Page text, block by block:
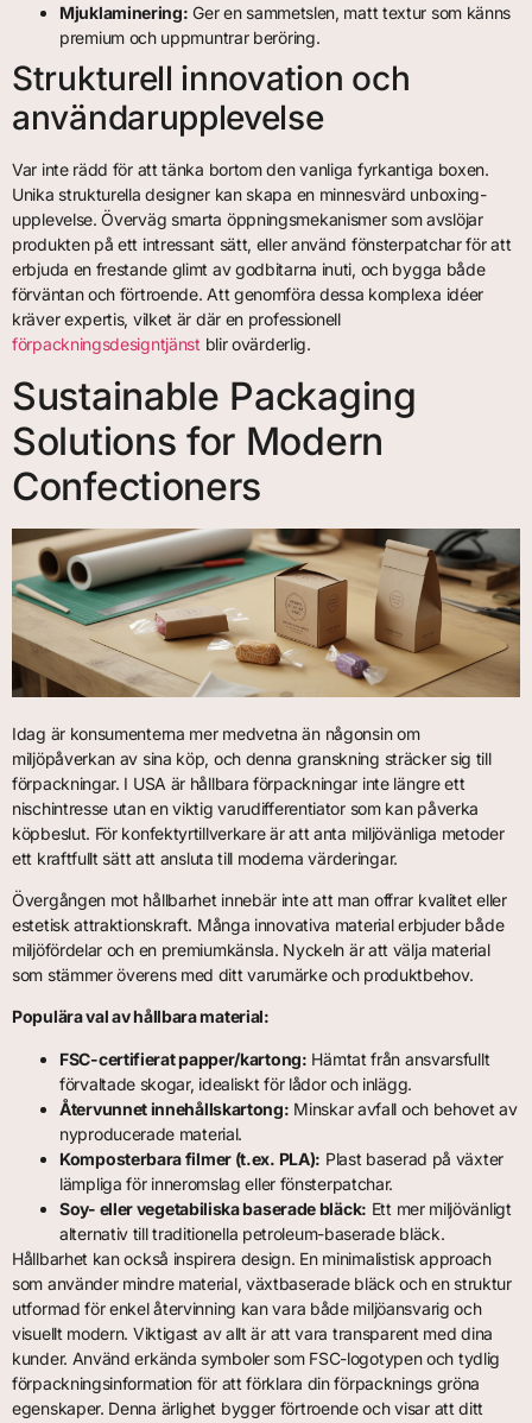
Mjuklaminering: Ger en sammetslen, matt textur som känns
premium och uppmuntrar beröring.
Strukturell innovation och
användarupplevelse
Var inte rädd för att tänka bortom den vanliga fyrkantiga boxen.
Unika strukturella designer kan skapa en minnesvärd unboxing-
upplevelse. Överväg smarta öppningsmekanismer som avslöjar
produkten på ett intressant sätt, eller använd fönsterpatchar för att
erbjuda en frestande glimt av godbitarna inuti, och bygga både
förväntan och förtroende. Att genomföra dessa komplexa idéer
kräver expertis, vilket är där en professionell
förpackningsdesigntjänst blir ovärderlig.
Sustainable Packaging
Solutions for Modern
Confectioners
Idag är konsumenterna mer medvetna än någonsin om
miljöpåverkan av sina köp, och denna granskning sträcker sig till
förpackningar. I USA är hållbara förpackningar inte längre ett
nischintresse utan en viktig varudifferentiator som kan påverka
köpbeslut. För konfektyrtillverkare är att anta miljövänliga metoder
ett kraftfullt sätt att ansluta till moderna värderingar.
Övergången mot hållbarhet innebär inte att man offrar kvalitet eller
estetisk attraktionskraft. Många innovativa material erbjuder både
miljöfördelar och en premiumkänsla. Nyckeln är att välja material
som stämmer överens med ditt varumärke och produktbehov.
Populära val av hållbara material:
FSC-certifierat papper/kartong: Hämtat från ansvarsfullt
förvaltade skogar, idealiskt för lådor och inlägg.
Återvunnet innehållskartong: Minskar avfall och behovet av
nyproducerade material.
Komposterbara filmer (t.ex. PLA): Plast baserad på växter
lämpliga för inneromslag eller fönsterpatchar.
Soy- eller vegetabiliska baserade bläck: Ett mer miljövänligt
alternativ till traditionella petroleum-baserade bläck.
Hållbarhet kan också inspirera design. En minimalistisk approach
som använder mindre material, växtbaserade bläck och en struktur
utformad för enkel återvinning kan vara både miljöansvarig och
visuellt modern. Viktigast av allt är att vara transparent med dina
kunder. Använd erkända symboler som FSC-logotypen och tydlig
förpackningsinformation för att förklara din förpacknings gröna
egenskaper. Denna ärlighet bygger förtroende och visar att ditt